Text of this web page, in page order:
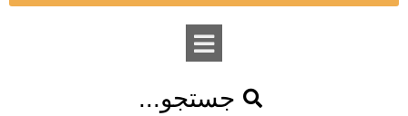
جستجو...